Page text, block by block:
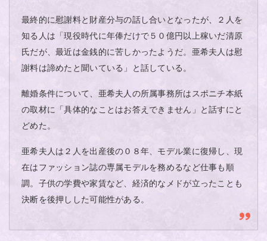
最終的に慰謝料と財産分与の話し合いとなったが、２人を
知る人は「現役時代に年俸だけで５０億円以上稼いだ清原
氏だが、最近は金銭的に苦しかったようだ。亜希夫人は慰
謝料は諦めたと聞いている」と話している。
離婚条件について、亜希夫人の所属事務所はスポニチ本紙
の取材に「具体的なことはお答えできません」と話すにと
どめた。
亜希夫人は２人を出産後の０８年、モデル業に復帰し、現
在はファッション誌の専属モデルを務めるなど仕事も順
調。子供の学費や家賃など、経済的なメドが立ったことも
決断を後押しした可能性がある。